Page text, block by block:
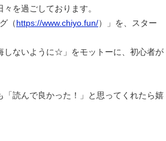
を過ごしております。
（https://www.chiyo.fun/）」を、スター
しないように☆」をモットーに、初心者が
読んで良かった！」と思ってくれたら嬉